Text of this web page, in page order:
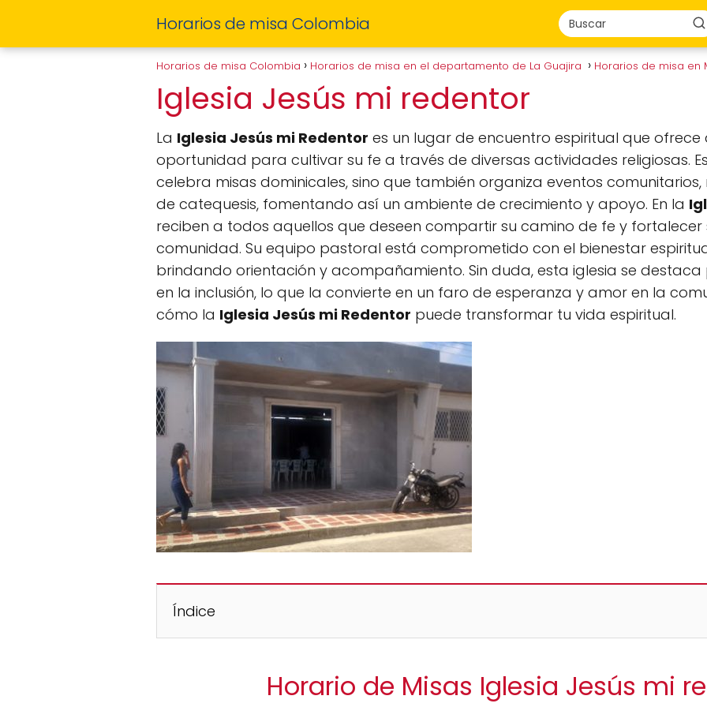
Horarios de misa Colombia
Horarios de misa Colombia Horarios de misa en el departamento de La Guajira Horarios de misa en
Iglesia Jesús mi redentor
La Iglesia Jesús mi Redentor es un lugar de encuentro espiritual que ofrece
oportunidad para cultivar su fe a través de diversas actividades religiosas.
celebra misas dominicales, sino que también organiza eventos comunitarios,
de catequesis, fomentando así un ambiente de crecimiento y apoyo. En la
reciben a todos aquellos que deseen compartir su camino de fe y fortalecer
comunidad. Su equipo pastoral está comprometido con el bienestar
brindando orientación y acompañamiento. Sin duda, esta iglesia se destaca
en la inclusión, lo que la convierte en un faro de esperanza y amor en la
cómo la Iglesia Jesús mi Redentor puede transformar tu vida espiritual.
Índice
Horario de Misas Iglesia Jesús mi